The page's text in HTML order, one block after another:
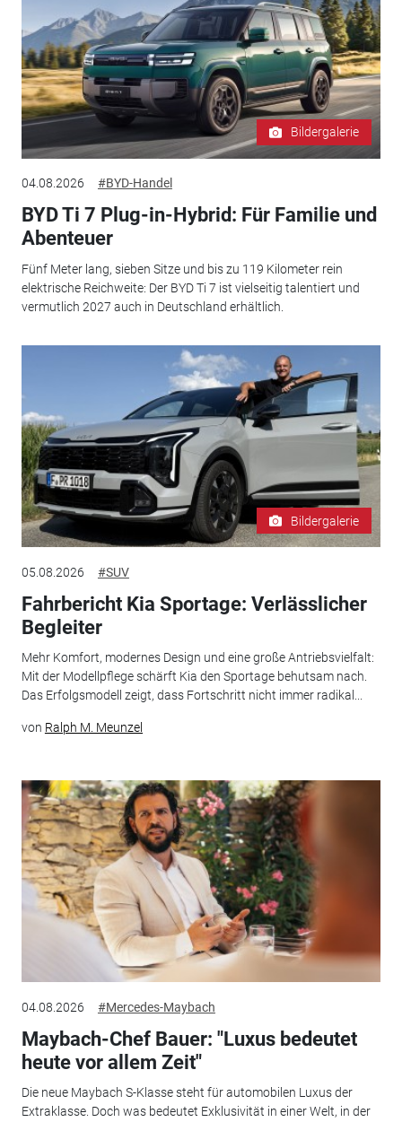
Bildergalerie
04.08.2026 #BYD-Handel
BYD Ti 7 Plug-in-Hybrid: Für Familie und
Abenteuer
Fünf Meter lang, sieben Sitze und bis zu 119 Kilometer rein
elektrische Reichweite: Der BYD Ti 7 ist vielseitig talentiert und
vermutlich 2027 auch in Deutschland erhältlich.
Bildergalerie
05.08.2026 #SUV
Fahrbericht Kia Sportage: Verlässlicher
Begleiter
Mehr Komfort, modernes Design und eine große Antriebsvielfalt:
Mit der Modellpflege schärft Kia den Sportage behutsam nach.
Das Erfolgsmodell zeigt, dass Fortschritt nicht immer radikal...
von Ralph M. Meunzel
04.08.2026 #Mercedes-Maybach
Maybach-Chef Bauer: "Luxus bedeutet
heute vor allem Zeit"
Die neue Maybach S-Klasse steht für automobilen Luxus der
Extraklasse. Doch was bedeutet Exklusivität in einer Welt, in der